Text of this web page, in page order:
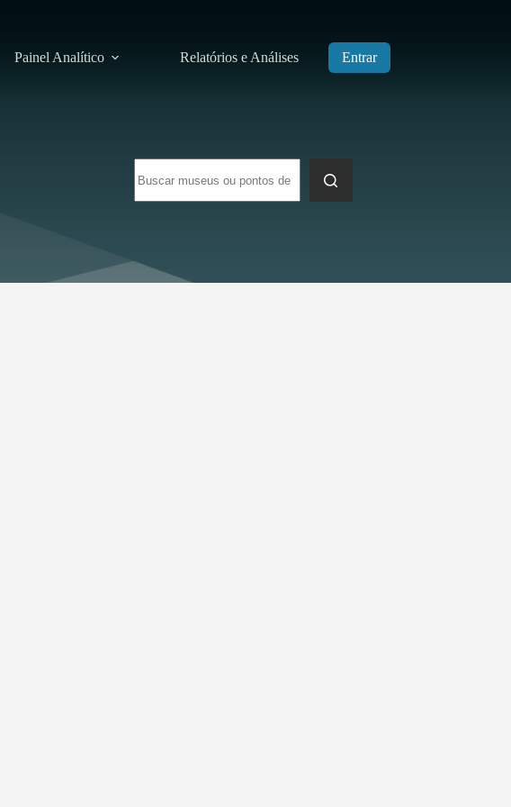
Painel Analítico Relatórios e Análises Entrar
resultados